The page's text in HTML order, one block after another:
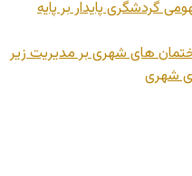
گردشگری پایدار بر پایه
های شهری بر مدیریت زیر
شهری